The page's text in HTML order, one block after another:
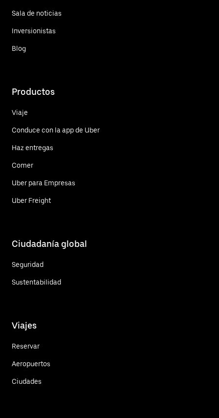
Sala de noticias
Inversionistas
Blog
Productos
Viaje
Conduce con la app de Uber
Haz entregas
Comer
Uber para Empresas
Uber Freight
Ciudadanía global
Seguridad
Sustentabilidad
Viajes
Reservar
Aeropuertos
Ciudades